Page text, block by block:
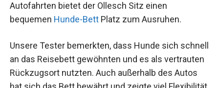
Autofahrten bietet der Ollesch Sitz einen
bequemen Hunde-Bett Platz zum Ausruhen.
Unsere Tester bemerkten, dass Hunde sich schnell
an das Reisebett gewöhnten und es als vertrauten
Rückzugsort nutzten. Auch außerhalb des Autos